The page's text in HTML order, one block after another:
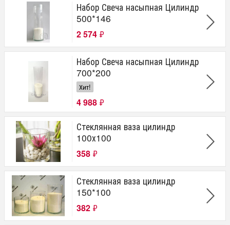
Набор Свеча насыпная Цилиндр
500*146
2 574 ₽
Набор Свеча насыпная Цилиндр
700*200
Хит!
4 988 ₽
Стеклянная ваза цилиндр
100х100
358 ₽
Стеклянная ваза цилиндр
150*100
382 ₽